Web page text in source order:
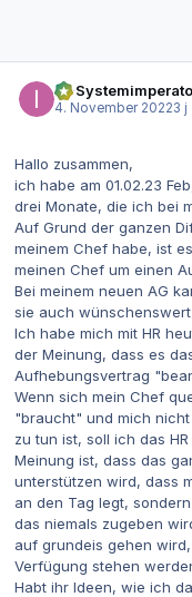
IT-
4. November 20223 j
Hallo zusammen,
ich habe am 01.02.23
drei Monate, die ich bei
Auf Grund der ganzen
meinem Chef habe, ist
meinen Chef um einen
Bei meinem neuen AG
sie auch wünschenswert
Ich habe mich mit HR
der Meinung, dass es
Aufhebungsvertrag
Wenn sich mein Chef
"braucht" und mich
zu tun ist, soll ich das
Meinung ist, dass das
unterstützen wird, dass
an den Tag legt,
das niemals zugeben
auf grundeis gehen
Verfügung stehen
Habt ihr Ideen, wie ich